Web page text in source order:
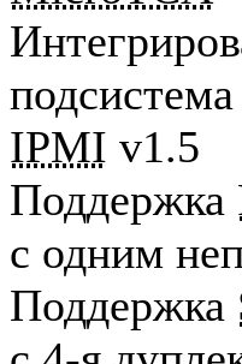
IPMI v1.5
Поддержка
с одним
Поддержка